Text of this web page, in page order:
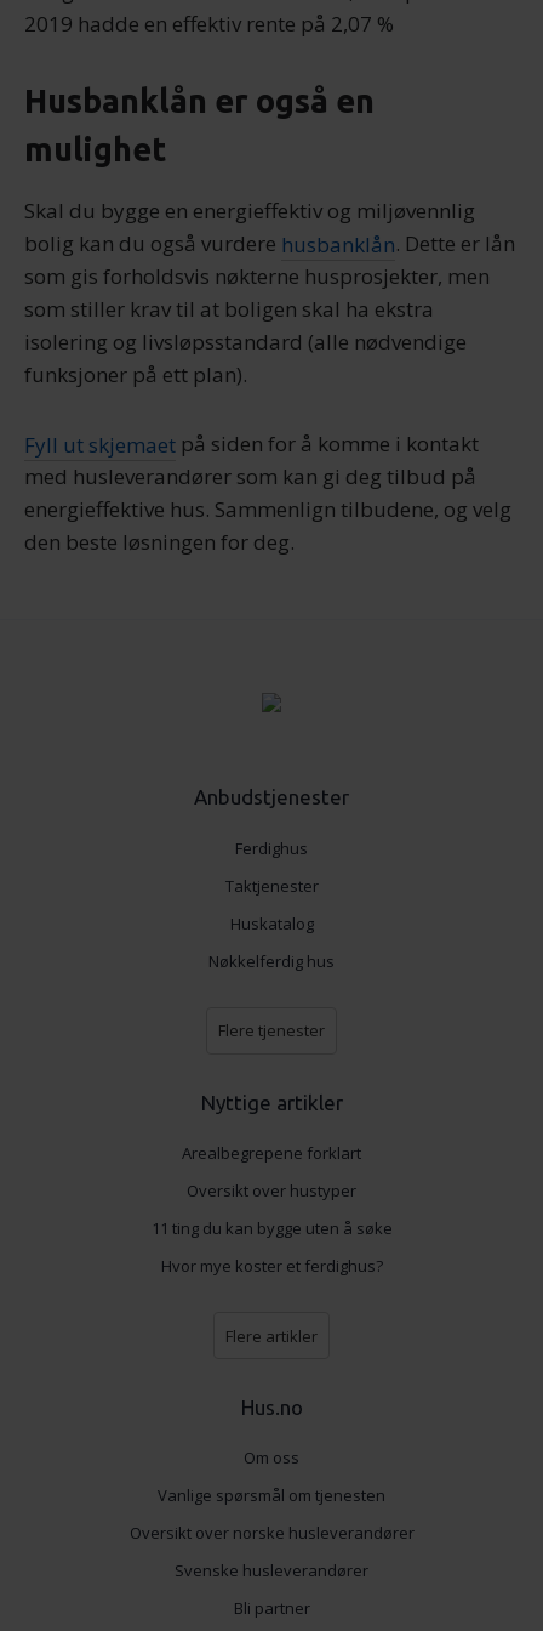
tjenestene deres.
2019 hadde en effektiv rente på 2,07 %
Husbanklån er også en
mulighet
Skal du bygge en energieffektiv og miljøvennlig
bolig kan du også vurdere husbanklån. Dette er lån
som gis forholdsvis nøkterne husprosjekter, men
som stiller krav til at boligen skal ha ekstra
isolering og livsløpsstandard (alle nødvendige
funksjoner på ett plan).
Fyll ut skjemaet på siden for å komme i kontakt
med husleverandører som kan gi deg tilbud på
energieffektive hus. Sammenlign tilbudene, og velg
den beste løsningen for deg.
Anbudstjenester
Ferdighus
Taktjenester
Huskatalog
Nøkkelferdig hus
Flere tjenester
Nyttige artikler
Arealbegrepene forklart
Oversikt over hustyper
11 ting du kan bygge uten å søke
Hvor mye koster et ferdighus?
Flere artikler
Hus.no
Om oss
Vanlige spørsmål om tjenesten
Oversikt over norske husleverandører
Svenske husleverandører
Bli partner